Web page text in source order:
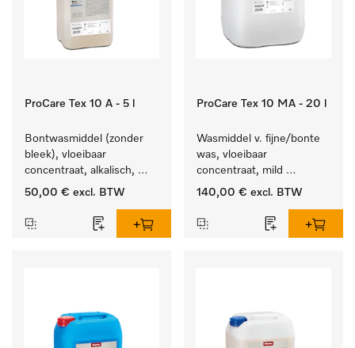
ProCare Tex 10 A - 5 l
Bontwasmiddel (zonder
bleek), vloeibaar
concentraat, alkalisch,
5 l voor het reinigen van
kleurechte bonte was.
50,00 € excl. BTW
ProCare Tex 10 MA - 20 l
Wasmiddel v. fijne/bonte
was, vloeibaar
concentraat, mild
alkalisch, 20 l voor het
en gevoelig textiel.
140,00 € excl. BTW